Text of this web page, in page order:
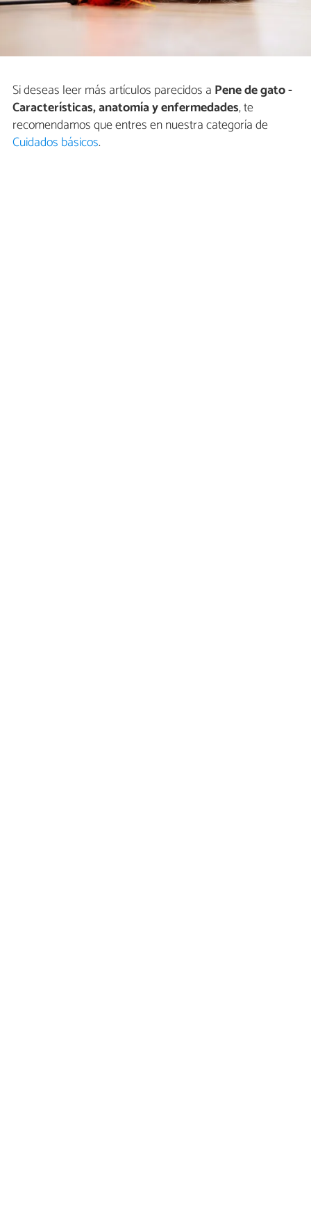
Si deseas leer más artículos parecidos a Pene de gato -
Características, anatomía y enfermedades, te
recomendamos que entres en nuestra categoría de
Cuidados básicos.